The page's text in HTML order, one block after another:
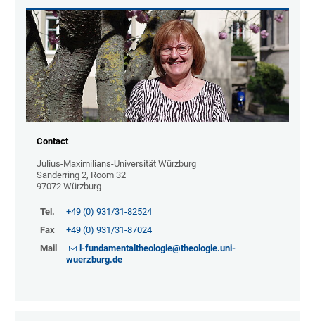
Contact
Julius-Maximilians-Universität Würzburg
Sanderring 2, Room 32
97072 Würzburg
Tel.
+49 (0) 931/31-82524
Fax
+49 (0) 931/31-87024
Mail
l-fundamentaltheologie@theologie.uni-
wuerzburg.de